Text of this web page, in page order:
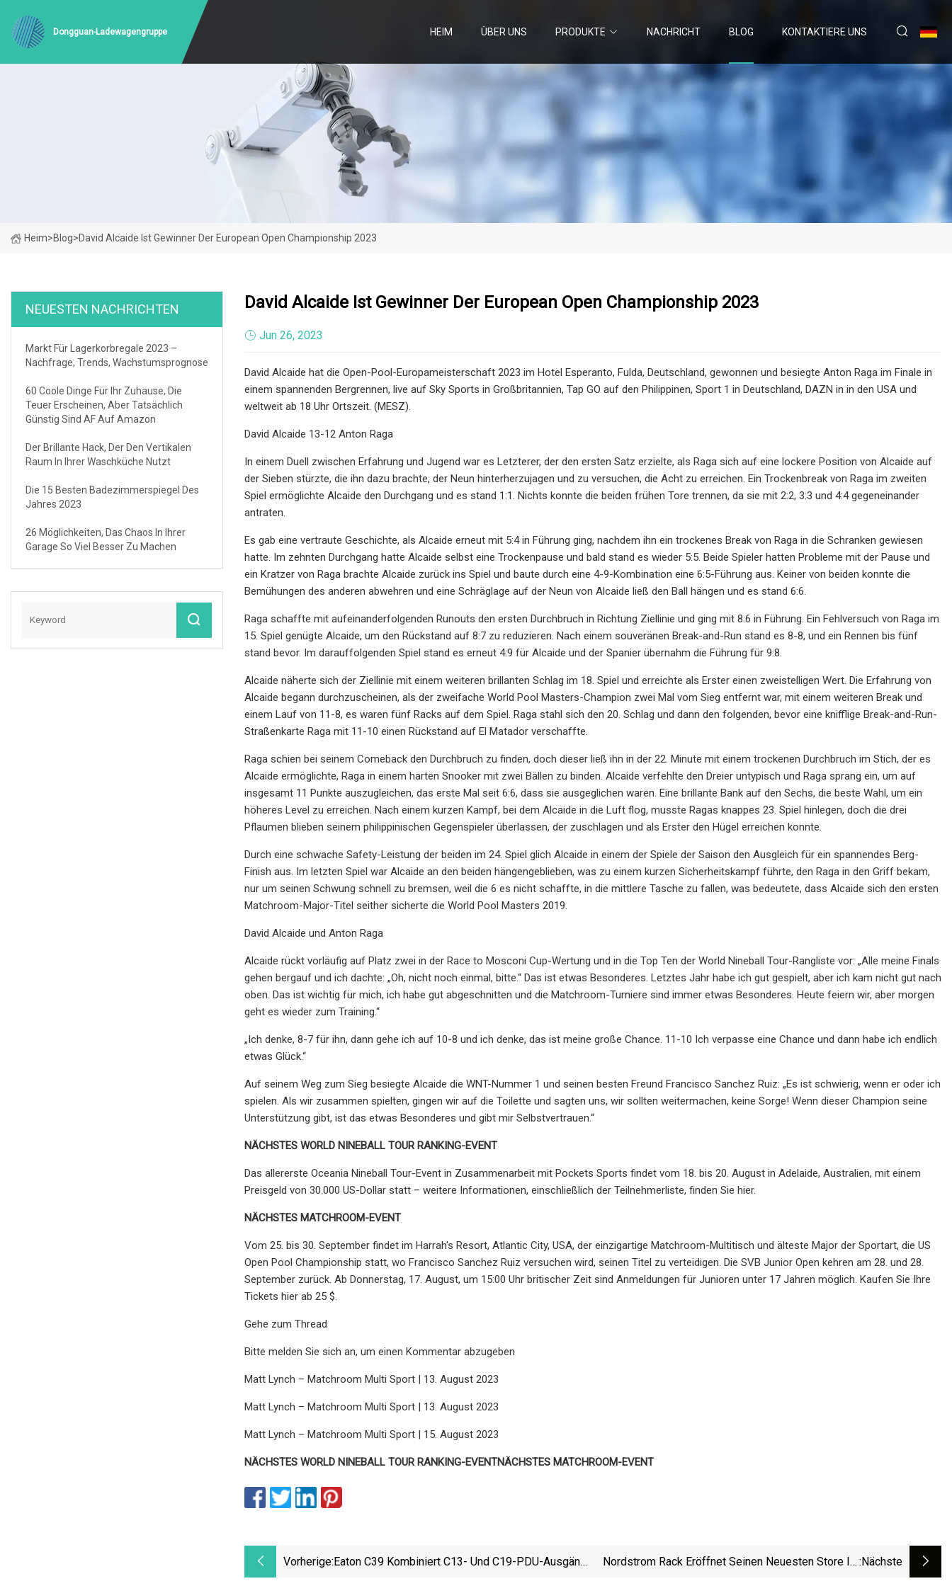
Dongguan-Ladewagengruppe HEIM ÜBER UNS PRODUKTE NACHRICHT BLOG KONTAKTIERE UNS
Heim>Blog>David Alcaide Ist Gewinner Der European Open Championship 2023
NEUESTEN NACHRICHTEN
Markt Für Lagerkorbregale 2023 –
Nachfrage, Trends, Wachstumsprognose
60 Coole Dinge Für Ihr Zuhause, Die
Teuer Erscheinen, Aber Tatsächlich
Günstig Sind AF Auf Amazon
Der Brillante Hack, Der Den Vertikalen
Raum In Ihrer Waschküche Nutzt
Die 15 Besten Badezimmerspiegel Des
Jahres 2023
26 Möglichkeiten, Das Chaos In Ihrer
Garage So Viel Besser Zu Machen
David Alcaide Ist Gewinner Der European Open Championship 2023
Jun 26, 2023
David Alcaide hat die Open-Pool-Europameisterschaft 2023 im Hotel Esperanto, Fulda, Deutschland, gewonnen und besiegte Anton Raga im Finale in
einem spannenden Bergrennen, live auf Sky Sports in Großbritannien, Tap GO auf den Philippinen, Sport 1 in Deutschland, DAZN in in den USA und
weltweit ab 18 Uhr Ortszeit. (MESZ).
David Alcaide 13-12 Anton Raga
In einem Duell zwischen Erfahrung und Jugend war es Letzterer, der den ersten Satz erzielte, als Raga sich auf eine lockere Position von Alcaide auf
der Sieben stürzte, die ihn dazu brachte, der Neun hinterherzujagen und zu versuchen, die Acht zu erreichen. Ein Trockenbreak von Raga im zweiten
Spiel ermöglichte Alcaide den Durchgang und es stand 1:1. Nichts konnte die beiden frühen Tore trennen, da sie mit 2:2, 3:3 und 4:4 gegeneinander
antraten.
Es gab eine vertraute Geschichte, als Alcaide erneut mit 5:4 in Führung ging, nachdem ihn ein trockenes Break von Raga in die Schranken gewiesen
hatte. Im zehnten Durchgang hatte Alcaide selbst eine Trockenpause und bald stand es wieder 5:5. Beide Spieler hatten Probleme mit der Pause und
ein Kratzer von Raga brachte Alcaide zurück ins Spiel und baute durch eine 4-9-Kombination eine 6:5-Führung aus. Keiner von beiden konnte die
Bemühungen des anderen abwehren und eine Schräglage auf der Neun von Alcaide ließ den Ball hängen und es stand 6:6.
Raga schaffte mit aufeinanderfolgenden Runouts den ersten Durchbruch in Richtung Ziellinie und ging mit 8:6 in Führung. Ein Fehlversuch von Raga im
15. Spiel genügte Alcaide, um den Rückstand auf 8:7 zu reduzieren. Nach einem souveränen Break-and-Run stand es 8-8, und ein Rennen bis fünf
stand bevor. Im darauffolgenden Spiel stand es erneut 4:9 für Alcaide und der Spanier übernahm die Führung für 9:8.
Alcaide näherte sich der Ziellinie mit einem weiteren brillanten Schlag im 18. Spiel und erreichte als Erster einen zweistelligen Wert. Die Erfahrung von
Alcaide begann durchzuscheinen, als der zweifache World Pool Masters-Champion zwei Mal vom Sieg entfernt war, mit einem weiteren Break und
einem Lauf von 11-8, es waren fünf Racks auf dem Spiel. Raga stahl sich den 20. Schlag und dann den folgenden, bevor eine knifflige Break-and-Run-
Straßenkarte Raga mit 11-10 einen Rückstand auf El Matador verschaffte.
Raga schien bei seinem Comeback den Durchbruch zu finden, doch dieser ließ ihn in der 22. Minute mit einem trockenen Durchbruch im Stich, der es
Alcaide ermöglichte, Raga in einem harten Snooker mit zwei Bällen zu binden. Alcaide verfehlte den Dreier untypisch und Raga sprang ein, um auf
insgesamt 11 Punkte auszugleichen, das erste Mal seit 6:6, dass sie ausgeglichen waren. Eine brillante Bank auf den Sechs, die beste Wahl, um ein
höheres Level zu erreichen. Nach einem kurzen Kampf, bei dem Alcaide in die Luft flog, musste Ragas knappes 23. Spiel hinlegen, doch die drei
Pflaumen blieben seinem philippinischen Gegenspieler überlassen, der zuschlagen und als Erster den Hügel erreichen konnte.
Durch eine schwache Safety-Leistung der beiden im 24. Spiel glich Alcaide in einem der Spiele der Saison den Ausgleich für ein spannendes Berg-
Finish aus. Im letzten Spiel war Alcaide an den beiden hängengeblieben, was zu einem kurzen Sicherheitskampf führte, den Raga in den Griff bekam,
nur um seinen Schwung schnell zu bremsen, weil die 6 es nicht schaffte, in die mittlere Tasche zu fallen, was bedeutete, dass Alcaide sich den ersten
Matchroom-Major-Titel seither sicherte die World Pool Masters 2019.
David Alcaide und Anton Raga
Alcaide rückt vorläufig auf Platz zwei in der Race to Mosconi Cup-Wertung und in die Top Ten der World Nineball Tour-Rangliste vor: „Alle meine Finals
gehen bergauf und ich dachte: „Oh, nicht noch einmal, bitte.“ Das ist etwas Besonderes. Letztes Jahr habe ich gut gespielt, aber ich kam nicht gut nach
oben. Das ist wichtig für mich, ich habe gut abgeschnitten und die Matchroom-Turniere sind immer etwas Besonderes. Heute feiern wir, aber morgen
geht es wieder zum Training.“
„Ich denke, 8-7 für ihn, dann gehe ich auf 10-8 und ich denke, das ist meine große Chance. 11-10 Ich verpasse eine Chance und dann habe ich endlich
etwas Glück.“
Auf seinem Weg zum Sieg besiegte Alcaide die WNT-Nummer 1 und seinen besten Freund Francisco Sanchez Ruiz: „Es ist schwierig, wenn er oder ich
spielen. Als wir zusammen spielten, gingen wir auf die Toilette und sagten uns, wir sollten weitermachen, keine Sorge! Wenn dieser Champion seine
Unterstützung gibt, ist das etwas Besonderes und gibt mir Selbstvertrauen.“
NÄCHSTES WORLD NINEBALL TOUR RANKING-EVENT
Das allererste Oceania Nineball Tour-Event in Zusammenarbeit mit Pockets Sports findet vom 18. bis 20. August in Adelaide, Australien, mit einem
Preisgeld von 30.000 US-Dollar statt – weitere Informationen, einschließlich der Teilnehmerliste, finden Sie hier.
NÄCHSTES MATCHROOM-EVENT
Vom 25. bis 30. September findet im Harrah's Resort, Atlantic City, USA, der einzigartige Matchroom-Multitisch und älteste Major der Sportart, die US
Open Pool Championship statt, wo Francisco Sanchez Ruiz versuchen wird, seinen Titel zu verteidigen. Die SVB Junior Open kehren am 28. und 28.
September zurück. Ab Donnerstag, 17. August, um 15:00 Uhr britischer Zeit sind Anmeldungen für Junioren unter 17 Jahren möglich. Kaufen Sie Ihre
Tickets hier ab 25 $.
Gehe zum Thread
Bitte melden Sie sich an, um einen Kommentar abzugeben
Matt Lynch – Matchroom Multi Sport | 13. August 2023
Matt Lynch – Matchroom Multi Sport | 13. August 2023
Matt Lynch – Matchroom Multi Sport | 15. August 2023
NÄCHSTES WORLD NINEBALL TOUR RANKING-EVENTNÄCHSTES MATCHROOM-EVENT
Vorherige:Eaton C39 Kombiniert C13- Und C19-PDU-Ausgänge
Nordstrom Rack Eröffnet Seinen Neuesten Store Im :nächste